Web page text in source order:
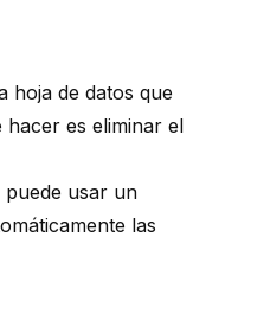
hoja de datos que
es eliminar el
usar un
las